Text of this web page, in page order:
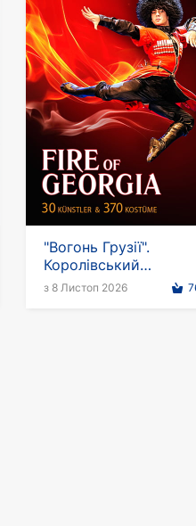
"Вогонь Грузії".
Королівський
національний балет
з 8 Листоп 2026